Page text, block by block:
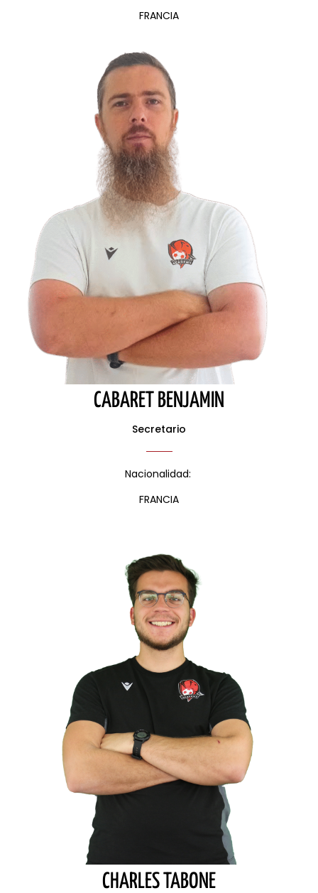
FRANCIA
CABARET BENJAMIN
Secretario
Nacionalidad:
FRANCIA
CHARLES TABONE